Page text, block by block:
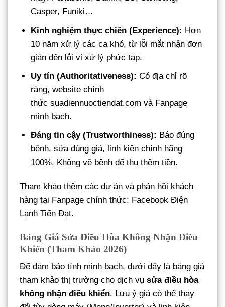
Casper, Funiki…
Kinh nghiệm thực chiến (Experience): Hơn
10 năm xử lý các ca khó, từ lỗi mắt nhận đơn
giản đến lỗi vi xử lý phức tạp.
Uy tín (Authoritativeness): Có địa chỉ rõ
ràng, website chính
thức suadiennuoctiendat.com và Fanpage
minh bạch.
Đáng tin cậy (Trustworthiness): Báo đúng
bệnh, sửa đúng giá, linh kiện chính hãng
100%. Không vẽ bệnh để thu thêm tiền.
Tham khảo thêm các dự án và phản hồi khách
hàng tại Fanpage chính thức: Facebook Điện
Lạnh Tiến Đạt.
Bảng Giá Sửa Điều Hòa Không Nhận Điều
Khiển (Tham Khảo 2026)
Để đảm bảo tính minh bạch, dưới đây là bảng giá
tham khảo thị trường cho dịch vụ sửa điều hòa
không nhận điều khiển. Lưu ý giá có thể thay